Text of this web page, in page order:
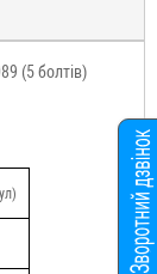
(5 болтів)